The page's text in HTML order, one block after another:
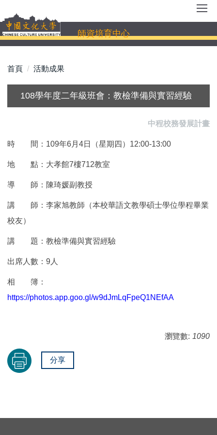
到
主
要
容
師資培育中心
首頁 活動成果
108學年度二年級班會：教檢準備與實習經驗
中程校務發展計畫
時 間：109年6月4日（星期四）12:00-13:00
地 點：大孝館7樓712教室
導 師：陳琦媛副教授
講 師：李家旭教師（本校華語文教學碩士學位學程畢業
校友）
講 題：教檢準備與實習經驗
出席人數：9人
相 簿：
https://photos.app.goo.gl/w9dJmLqFpeQ1NEfAA
瀏覽數: 1090
分享